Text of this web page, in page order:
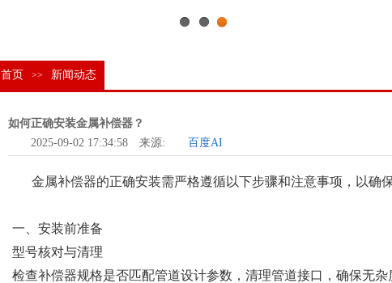
首页 >> 新闻动态
如何正确安装金属补偿器？
2025-09-02 17:34:58 来源: 百度AI
金属补偿器的正确安装需严格遵循以下步骤和注意事项，以确
‌一、安装前准备‌
‌型号核对与清理‌
检查补偿器规格是否匹配管道设计参数，清理管道接口，确保无